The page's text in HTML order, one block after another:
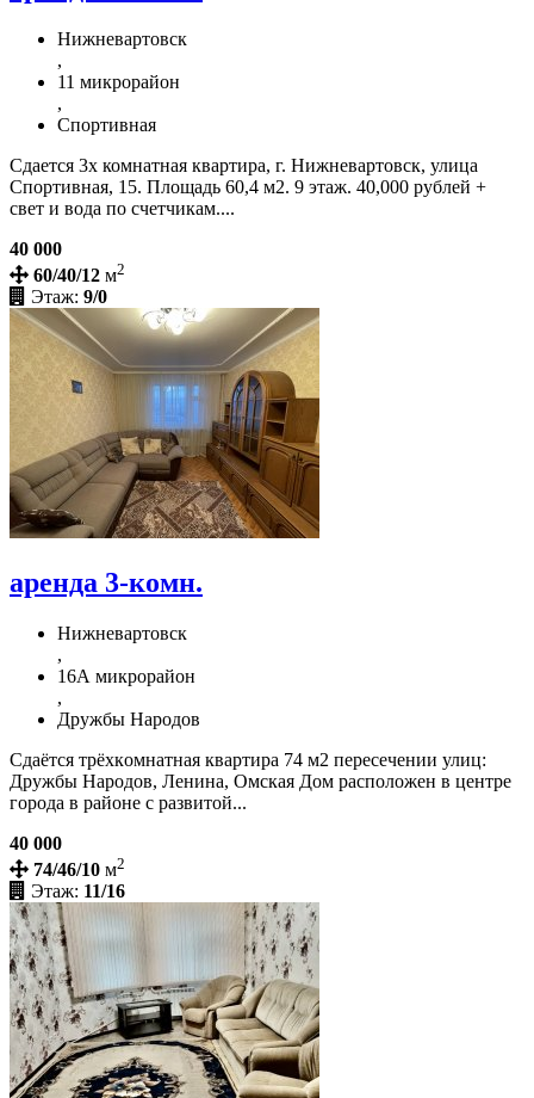
Нижневартовск
,
11 микрорайон
,
Спортивная
Сдается 3х комнатная квартира, г. Нижневартовск, улица
Спортивная, 15. Площадь 60,4 м2. 9 этаж. 40,000 рублей +
свет и вода по счетчикам....
40 000
60/40/12 м2
Этаж: 9/0
аренда 3-комн.
Нижневартовск
,
16А микрорайон
,
Дружбы Народов
Сдаётcя тpёxкoмнатная квартира 74 м2 пeрeсeчeнии улиц:
Дружбы Haрoдов, Лeнинa, Oмcкaя Дом распoлoжeн в центpe
гopодa в pайoне с pазвитой...
40 000
74/46/10 м2
Этаж: 11/16